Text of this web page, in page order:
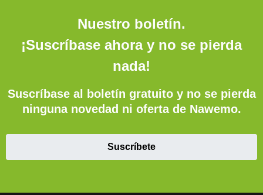
Nuestro boletín.
¡Suscríbase ahora y no se pierda
nada!
Suscríbase al boletín gratuito y no se pierda
ninguna novedad ni oferta de Nawemo.
Suscríbete